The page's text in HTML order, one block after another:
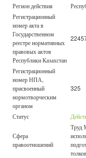
Регион действия
Регистрационный
номер акта в
Государственном
реестре нормативных
правовых актов
Республики Казахстан
Регистрационный
номер НПА,
присвоенный
нормотворческим
органом
325
Статус
Сфера
правоотношений
Труд